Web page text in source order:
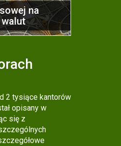
na
2 tysiące kantorów
opisany w
się z